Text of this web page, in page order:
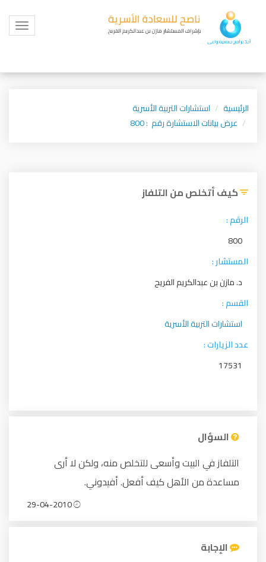
Toggle
الرئيسية
استشارات التربية الأسرية
عرض بيانات الاستشارة رقم : 800
كيف أتخلص من التلفاز
الرقم :
800
المستشار :
د. مازن بن عبدالكريم الفريح
القسم :
استشارات التربية الأسرية
عدد الزيارات :
17531
السؤال
التلفاز في البيت وأسعى للتخلص منه، ولكن لا أرى
مساعدة من الأهل كيف أفعل. أفيدوني.
الإجابة